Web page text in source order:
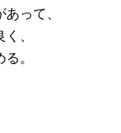
って、
、
。